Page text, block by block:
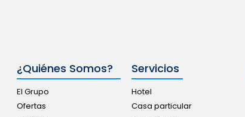
¿Quiénes Somos?
El Grupo
Ofertas
Servicios
Hotel
Casa particular